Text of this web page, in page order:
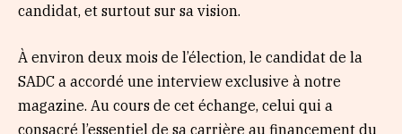
candidat, et surtout sur sa vision.
À environ deux mois de l’élection, le candidat de la
SADC a accordé une interview exclusive à notre
magazine. Au cours de cet échange, celui qui a
consacré l’essentiel de sa carrière au financement du